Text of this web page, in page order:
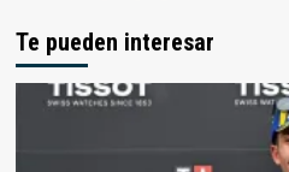
Te pueden interesar